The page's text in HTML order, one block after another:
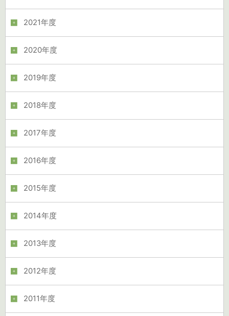
2021年度
2020年度
2019年度
2018年度
2017年度
2016年度
2015年度
2014年度
2013年度
2012年度
2011年度